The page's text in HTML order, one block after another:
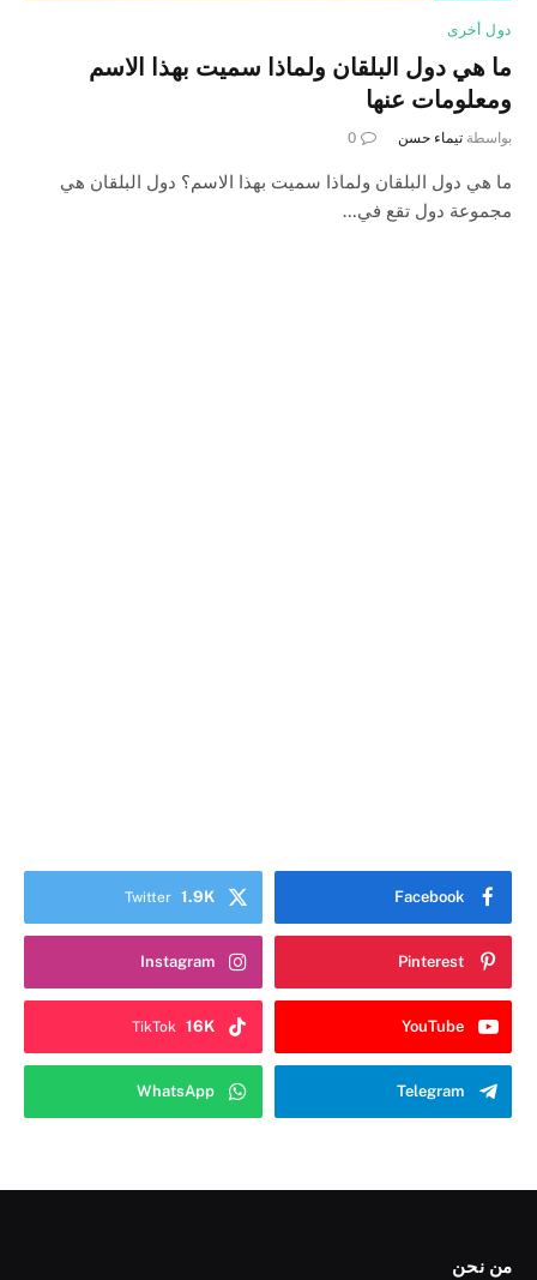
دول أخرى
ما هي دول البلقان ولماذا سميت بهذا الاسم
ومعلومات عنها
بواسطة تيماء حسن 0
ما هي دول البلقان ولماذا سميت بهذا الاسم؟ دول البلقان هي
مجموعة دول تقع في…
Facebook
Twitter 1.9K
Pinterest
Instagram
YouTube
TikTok 16K
Telegram
WhatsApp
من نحن